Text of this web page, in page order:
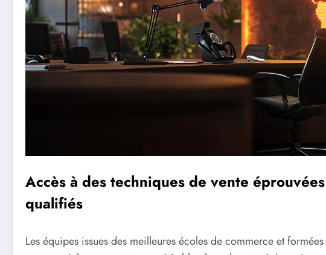
Accès à des techniques de vente
qualifiés
Les équipes issues des meilleures écoles de commerce et